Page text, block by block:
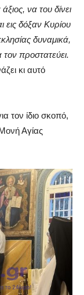
να του δίνει
εις δόξαν Κυρίου
δυναμικά,
προστατεύει.
κι αυτό
τον ίδιο σκοπό,
Αγίας